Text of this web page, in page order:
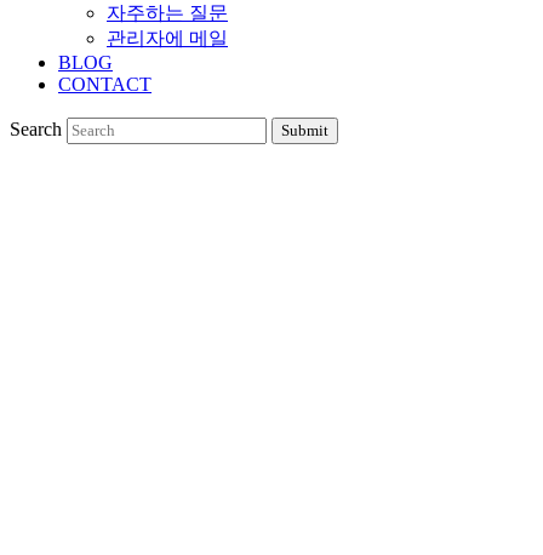
자주하는 질문
관리자에 메일
BLOG
CONTACT
Search Submit